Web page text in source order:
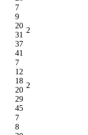
7
9
20
31
37
41
2
7
12
18
20
29
45
2
7
8